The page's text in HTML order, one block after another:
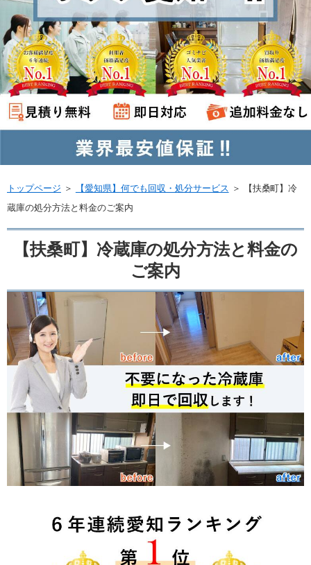
トップページ ＞ 【愛知県】何でも回収・処分サービス ＞
【扶桑町】冷
蔵庫の処分方法と料金のご案内
【扶桑町】冷蔵庫の処分方法と料金の
ご案内